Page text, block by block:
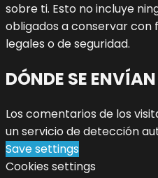
sobre ti. Esto no incluye
obligados a conservar con
legales o de seguridad.
DÓNDE SE
Los comentarios de los
un servicio de detección
Save settings
Cookies settings